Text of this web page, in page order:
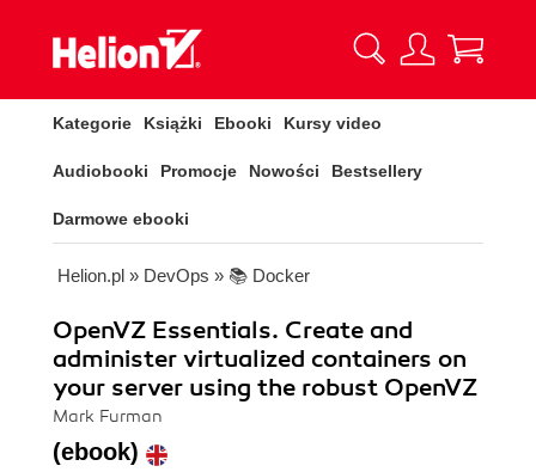
Kategorie Książki Ebooki Kursy video
Audiobooki Promocje Nowości Bestsellery
Darmowe ebooki
Helion.pl » DevOps » 📚 Docker
OpenVZ Essentials. Create and
administer virtualized containers on
your server using the robust OpenVZ
Mark Furman
(ebook)